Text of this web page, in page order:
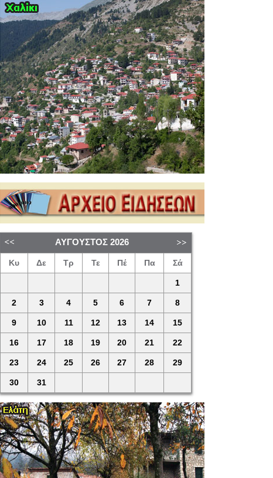
ΑΎΓΟΥΣΤΟΣ 2026
Κυ Δε Τρ Τε Πέ Πα Σά
1
2 3 4 5 6 7 8
9 10 11 12 13 14 15
16 17 18 19 20 21 22
23 24 25 26 27 28 29
30 31